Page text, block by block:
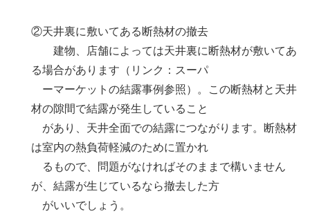
②天井裏に敷いてある断熱材の撤去
建物、店舗によっては天井裏に断熱材が敷いてあ
る場合があります（リンク：スーパ
ーマーケットの結露事例参照）。この断熱材と天井
材の隙間で結露が発生していること
があり、天井全面での結露につながります。断熱材
は室内の熱負荷軽減のために置かれ
るもので、問題がなければそのままで構いません
が、結露が生じているなら撤去した方
がいいでしょう。